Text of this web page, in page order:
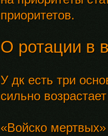
приоритетов.
О ротации в
У дк есть три
сильно
«Войско мертвых»